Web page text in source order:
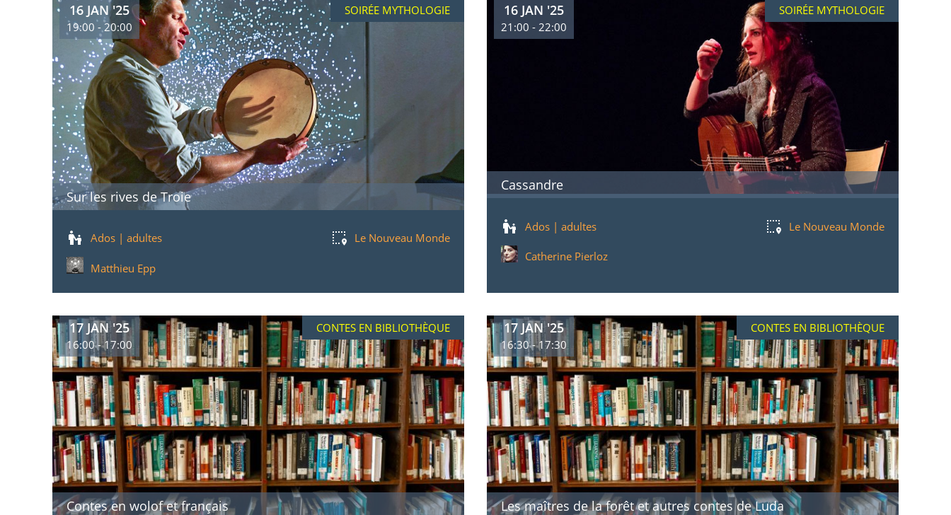
Sur les rives de Troie
16 JAN '25
19:00 - 20:00
SOIRÉE MYTHOLOGIE
Ados | adultes Le Nouveau Monde
Matthieu Epp
Cassandre
16 JAN '25
21:00 - 22:00
SOIRÉE MYTHOLOGIE
Ados | adultes Le Nouveau Monde
Catherine Pierloz
Contes en wolof et français
17 JAN '25
16:00 - 17:00
CONTES EN BIBLIOTHÈQUE
Les maîtres de la forêt et autres contes de Luda
17 JAN '25
16:30 - 17:30
CONTES EN BIBLIOTHÈQUE